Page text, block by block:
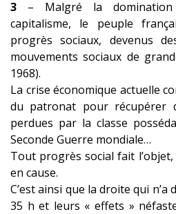
3 – Malgré la
capitalisme, le peuple
progrès sociaux, devenus
mouvements sociaux de
1968).
La crise économique actuelle
du patronat pour récupérer
perdues par la classe
Seconde Guerre mondiale…
Tout progrès social fait
en cause.
C’est ainsi que la droite qui n’a
35 h et leurs « effets »